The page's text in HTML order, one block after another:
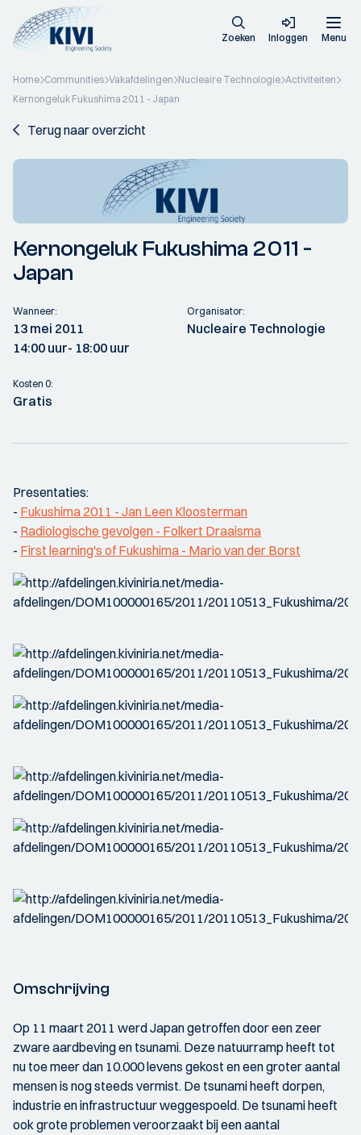
Zoeken Inloggen Menu
Home Communities Vakafdelingen Nucleaire Technologie Activiteiten
Kernongeluk Fukushima 2011 - Japan
Terug naar overzicht
Kernongeluk Fukushima 2011 -
Japan
Wanneer:
13 mei 2011
14:00 uur- 18:00 uur
Organisator:
Nucleaire Technologie
Kosten 0:
Gratis
Presentaties:
- Fukushima 2011 - Jan Leen Kloosterman
- Radiologische gevolgen - Folkert Draaisma
- First learning's of Fukushima - Mario van der Borst
Omschrijving
Op 11 maart 2011 werd Japan getroffen door een zeer
zware aardbeving en tsunami. Deze natuurramp heeft tot
nu toe meer dan 10.000 levens gekost en een groter aantal
mensen is nog steeds vermist. De tsunami heeft dorpen,
industrie en infrastructuur weggespoeld. De tsunami heeft
ook grote problemen veroorzaakt bij een aantal